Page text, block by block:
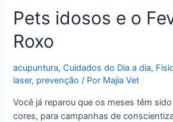
Pets idosos e o
Roxo
acupuntura,Cuidados do Dia a dia,
laser, prevenção / Por Majia Vet
Você já reparou que os meses têm
cores, para campanhas de